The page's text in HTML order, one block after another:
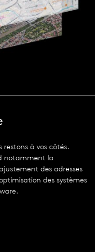
restons à vos côtés.
notamment la
des adresses
des systèmes